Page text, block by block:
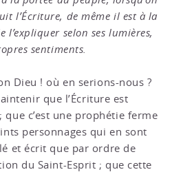
l’Écriture, de même il est à la
l’expliquer selon ses lumières,
sentiments.
Dieu ! où en serions-nous ?
que l’Écriture est
c’est une prophétie ferme
personnages qui en sont
et écrit que par ordre de
du Saint-Esprit ; que cette